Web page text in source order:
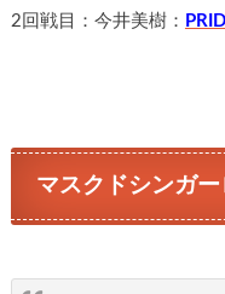
2回戦目：今井美樹：
マスクドシンガ